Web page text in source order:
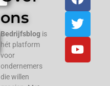
ons
Bedrijfsblog is
hét platform
voor
ondernemers
die willen